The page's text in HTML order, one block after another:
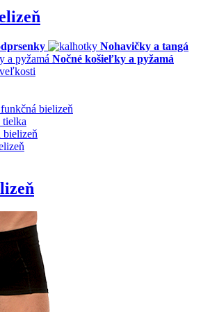
Nohavičky a tangá
Nočné košieľky a pyžamá
bielizeň
bielizeň